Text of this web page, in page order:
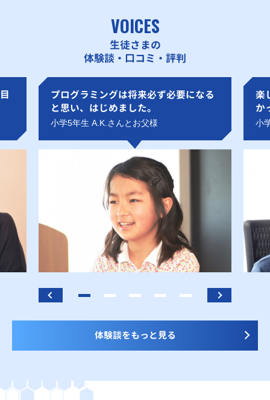
VOICES
生徒さまの
体験談・口コミ・評判
プログラミングは将来必ず必要になる
と思い、はじめました。
小学5年生 A.K.さんとお父様
楽
か
小
体験談をもっと見る